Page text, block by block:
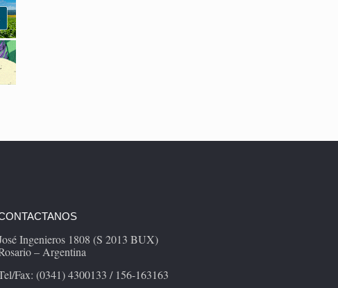
Ingenieros 1808 (S 2013 BUX)
– Argentina
Fax: (0341) 4300133 / 156-163163